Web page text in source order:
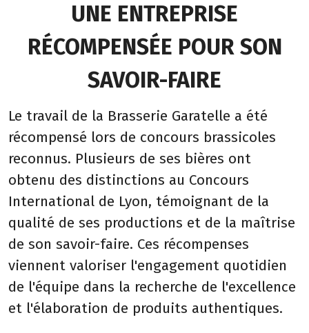
UNE ENTREPRISE
RÉCOMPENSÉE POUR SON
SAVOIR-FAIRE
Le travail de la Brasserie Garatelle a été
récompensé lors de concours brassicoles
reconnus. Plusieurs de ses bières ont
obtenu des distinctions au Concours
International de Lyon, témoignant de la
qualité de ses productions et de la maîtrise
de son savoir-faire. Ces récompenses
viennent valoriser l'engagement quotidien
de l'équipe dans la recherche de l'excellence
et l'élaboration de produits authentiques.